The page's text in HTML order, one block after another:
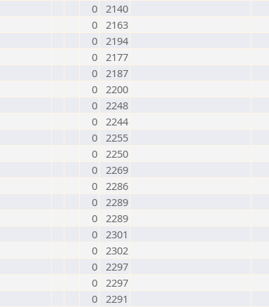
0 2140
0 2163
0 2194
0 2177
0 2187
0 2200
0 2248
0 2244
0 2255
0 2250
0 2269
0 2286
0 2289
0 2289
0 2301
0 2302
0 2297
0 2297
0 2291